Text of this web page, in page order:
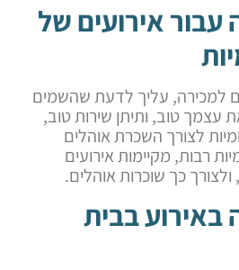
אירועים של
למכירה, עליך לדעת שהשמים
עצמך טוב, ותיתן שירות טוב,
לצורך השכרת אוהלים
רבות, מקיימות אירועים
כך שוכרות אוהלים.
בבית